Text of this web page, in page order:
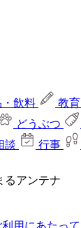
飲料 教育
どうぶつ
談 行事
るアンテナ
利用にあたって